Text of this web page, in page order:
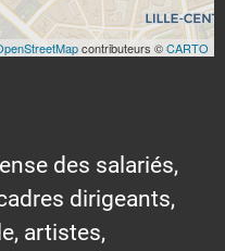
contributeurs ©CARTO
des salariés,
dirigeants,
artistes,